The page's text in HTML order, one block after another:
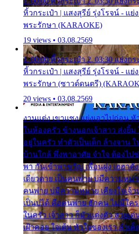
หิ้วกระเป๋า | แสงสุรีย์ รุ่งโรจน์ - แย่
พระรักษา (KARAOKE)
19 views • 03.08.2569
1. 00:00 หิ้วกระเป๋า 2. 03:30 แย่งกร
หิ้วกระเป๋า | แสงสุรีย์ รุ่งโรจน์ - แย่
พระรักษา (ซาวด์ดนตรี)
20 views • 03.08.2569
งานแต่ง เขาแซง แย่งเอาไปก่อน
ในห้องครัว ข้างนอกเจ้าสาว ส่งยิ้ม
อยู่ในครัว ทำตัวเป็นเด็ก ล้างจาน
บ้านใกล้ พึ่งพาอาศัย จำใจ ต้องไป
พา กันเข้าพาขวัญ เพื่อนฝูง เฮฮาดั
เดียวดาย เป็นคนพ่าย บ่มีความหมา
คนพ่าย บ่มีความหมาย เคียงใจเจ้า
เป็นบ่ได้ คือคนพ่าย ฮักคน ไม่มีใค
ในครัว เจ้าสาว ก็มัวแต่งตัว สวยเด่
เฝ้าคอย ใจเต้น หัวใจของเรา ลำเ